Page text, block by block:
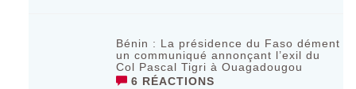
Bénin : La présidence du Faso dément
un communiqué annonçant l’exil du
Col Pascal Tigri à Ouagadougou
6 RÉACTIONS